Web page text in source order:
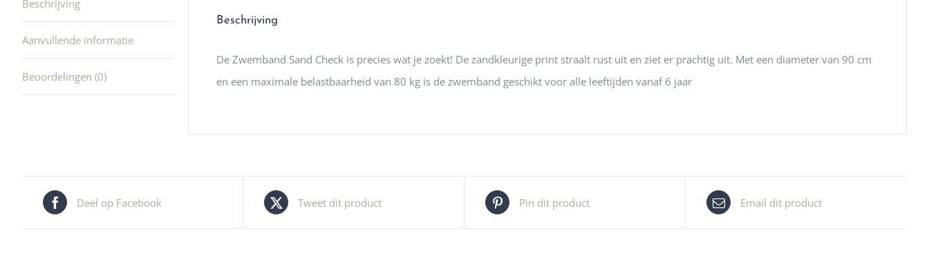
Beschrijving
Aanvullende informatie
Beoordelingen (0)
Beschrijving
De Zwemband Sand Check is precies wat je zoekt! De zandkleurige print straalt rust uit en ziet er prachtig uit. Met een diameter van 90 cm
en een maximale belastbaarheid van 80 kg is de zwemband geschikt voor alle leeftijden vanaf 6 jaar
Deel op Facebook Tweet dit product Pin dit product Email dit product